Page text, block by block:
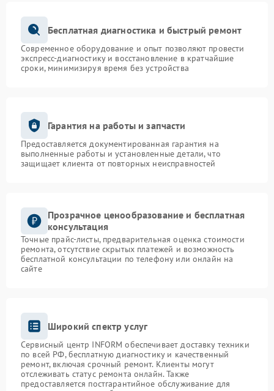
Бесплатная диагностика и быстрый ремонт
Современное оборудование и опыт позволяют провести
экспресс-диагностику и восстановление в кратчайшие
сроки, минимизируя время без устройства
Гарантия на работы и запчасти
Предоставляется документированная гарантия на
выполненные работы и установленные детали, что
защищает клиента от повторных неисправностей
Прозрачное ценообразование и бесплатная
консультация
Точные прайс-листы, предварительная оценка стоимости
ремонта, отсутствие скрытых платежей и возможность
бесплатной консультации по телефону или онлайн на
сайте
Широкий спектр услуг
Сервисный центр INFORM обеспечивает доставку техники
по всей РФ, бесплатную диагностику и качественный
ремонт, включая срочный ремонт. Клиенты могут
отслеживать статус ремонта онлайн. Также
предоставляется постгарантийное обслуживание для